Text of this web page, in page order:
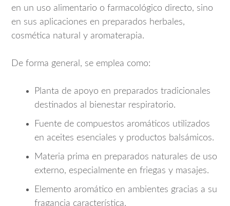
en un uso alimentario o farmacológico directo, sino
en sus aplicaciones en preparados herbales,
cosmética natural y aromaterapia.
De forma general, se emplea como:
Planta de apoyo en preparados tradicionales
destinados al bienestar respiratorio.
Fuente de compuestos aromáticos utilizados
en aceites esenciales y productos balsámicos.
Materia prima en preparados naturales de uso
externo, especialmente en friegas y masajes.
Elemento aromático en ambientes gracias a su
fragancia característica.